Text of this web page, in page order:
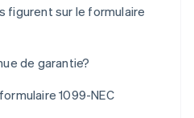
figurent sur le formulaire
de garantie?
1099-NEC